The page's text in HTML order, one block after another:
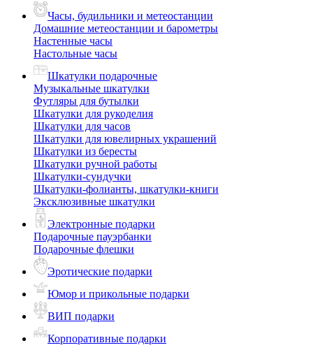
Часы, будильники и метеостанции
Домашние метеостанции и барометры
Настенные часы
Настольные часы
Шкатулки подарочные
Музыкальные шкатулки
Футляры для бутылки
Шкатулки для рукоделия
Шкатулки для часов
Шкатулки для ювелирных украшений
Шкатулки из бересты
Шкатулки ручной работы
Шкатулки-сундучки
Шкатулки-фолианты, шкатулки-книги
Эксклюзивные шкатулки
Электронные подарки
Подарочные пауэрбанки
Подарочные флешки
Эротические подарки
Юмор и прикольные подарки
ВИП подарки
Корпоративные подарки